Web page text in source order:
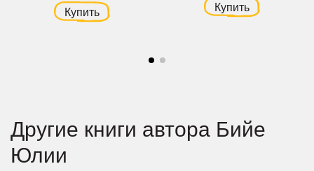
Купить Купить
Другие книги автора Бийе
Юлии